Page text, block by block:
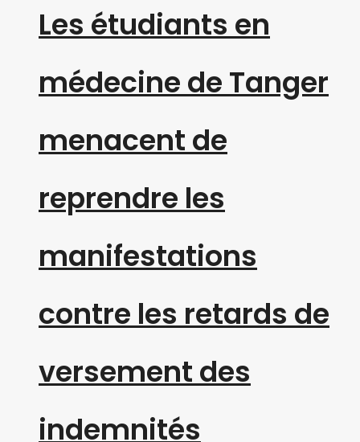
Les étudiants en
médecine de Tanger
menacent de
reprendre les
manifestations
contre les retards de
versement des
indemnités